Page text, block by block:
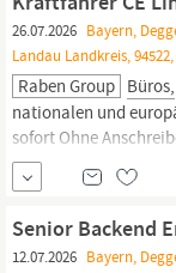
Schrift erforderlich.
26.07.2026 Bayern,
Landau Landkreis,
Raben Group Büros,
nationalen und
sofort Ohne
BEWERBEN“ über
Linienverkehr (m/w/
Ref. Nr. CE/W/2026
Senior Backend
12.07.2026 Bayern,